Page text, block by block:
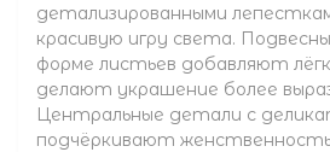
детализированными
красивую игру света.
форме листьев добавляют
делают украшение более
Центральные детали с
подчёркивают